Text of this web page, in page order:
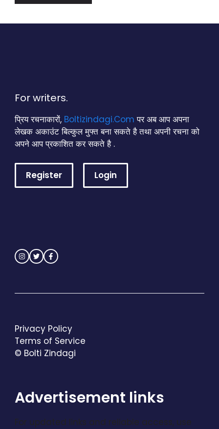
For writers.
प्रिय रचनाकारों, Boltizindagi.Com पर अब आप अपना
लेखक अकाउंट बिल्कुल मुफ्त बना सकते है तथा अपनी रचना को
अपने आप प्रकाशित कर सकते है .
Register Login
© Bolti Zindagi
Privacy Policy
Terms of Service
Advertisement links
For updated links and reliable access, use